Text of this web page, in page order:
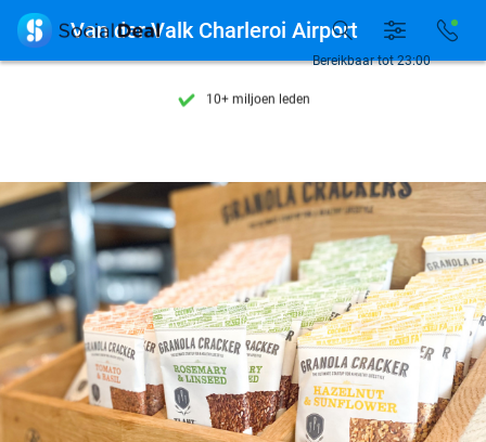
7 dagen per week beschikbaar
10+ miljoen leden
7 dagen per week beschikbaar
10+ miljoen leden
Bereikbaar tot 23:00
 Van der Valk Charleroi Airport